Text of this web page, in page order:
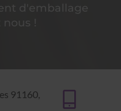
d'emballage
nous !
91160,